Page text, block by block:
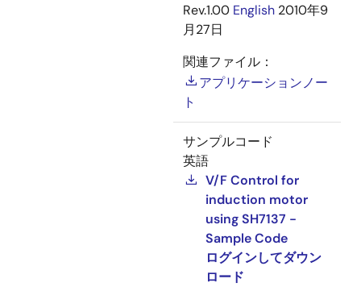
Rev.1.00 English 2010年9
月27日
関連ファイル：
アプリケーションノー
ト
サンプルコード
英語
V/F Control for
induction motor
using SH7137 -
Sample Code
ログインしてダウン
ロード